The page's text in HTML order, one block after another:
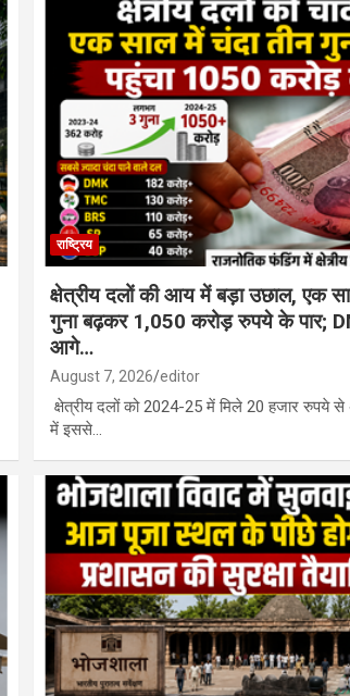
राष्ट्रिय
क्षेत्रीय दलों की आय में बड़ा उछाल, एक
गुना बढ़कर 1,050 करोड़ रुपये के पार;
आगे…
August 7, 2026 editor
क्षेत्रीय दलों को 2024-25 में मिले 20 हजार रुपये
में इससे…